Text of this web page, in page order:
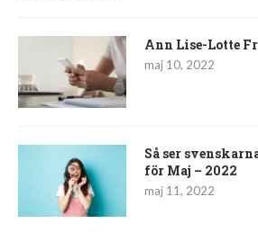
Ann Lise-Lotte
maj 10, 2022
Så ser
för Maj – 2022
maj 11, 2022